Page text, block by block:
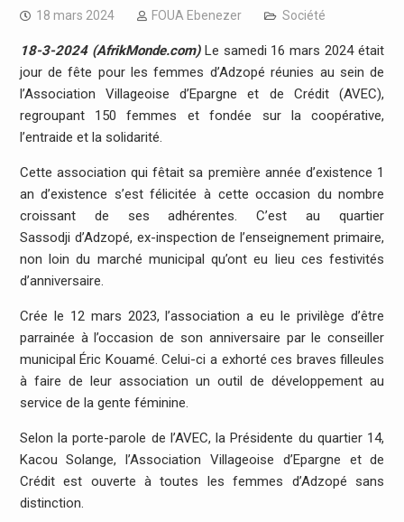
18 mars 2024 FOUA Ebenezer Société
18-3-2024 (AfrikMonde.com) Le samedi 16 mars 2024 était
jour de fête pour les femmes d’Adzopé réunies au sein de
l’Association Villageoise d’Epargne et de Crédit (AVEC),
regroupant 150 femmes et fondée sur la coopérative,
l’entraide et la solidarité.
Cette association qui fêtait sa première année d’existence 1
an d’existence s’est félicitée à cette occasion du nombre
croissant de ses adhérentes. C’est au quartier
Sassodji d’Adzopé, ex-inspection de l’enseignement primaire,
non loin du marché municipal qu’ont eu lieu ces festivités
d’anniversaire.
Crée le 12 mars 2023, l’association a eu le privilège d’être
parrainée à l’occasion de son anniversaire par le conseiller
municipal Éric Kouamé. Celui-ci a exhorté ces braves filleules
à faire de leur association un outil de développement au
service de la gente féminine.
Selon la porte-parole de l’AVEC, la Présidente du quartier 14,
Kacou Solange, l’Association Villageoise d’Epargne et de
Crédit est ouverte à toutes les femmes d’Adzopé sans
distinction.